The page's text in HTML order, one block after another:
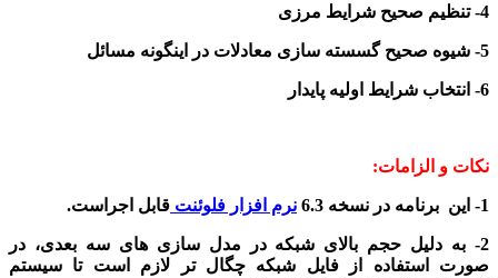
4- تنظیم صحیح شرایط مرزی
5- شیوه صحیح گسسته سازی معادلات در اینگونه مسائل
6- انتخاب شرایط اولیه پایدار
نکات و الزامات:
1- این برنامه در نسخه 6.3 نرم افزار فلوئنت قابل اجراست.
2- به دلیل حجم بالای شبکه در مدل سازی های سه بعدی، در
صورت استفاده از فایل شبکه چگال تر لازم است تا سیستم